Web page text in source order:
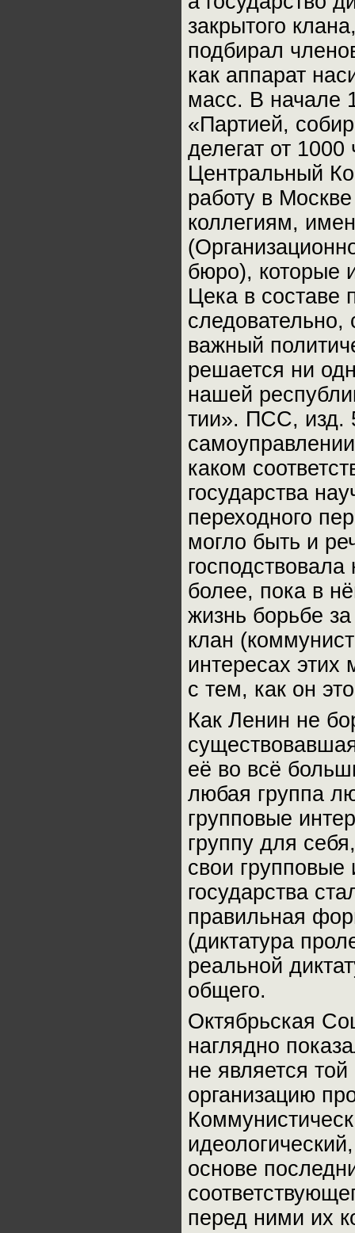
закрытого
подбирал
как аппарат
масс. В начале
«Партией,
делегат от
Центральный
работу в
коллегиям,
бюро), которые
Цека в составе
важный
решается ни
нашей
тии». ПСС, изд.
каком
государства
переходного
могло быть и
более, пока в
жизнь борьбе
клан
интересах этих
с тем, как он
Как Ленин не
её во всё
любая группа
групповые
группу для
свои
государства
правильная
(диктатура
реальной
общего.
Октябрьская
наглядно
не является той
организацию
основе
перед ними их